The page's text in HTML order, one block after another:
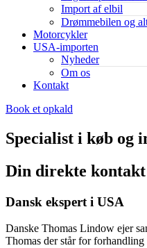
Import af elbil
Drømmebilen og
Motorcykler
USA-importen
Nyheder
Om os
Kontakt
Book et opkald
Specialist i køb og
Din direkte
Dansk ekspert i USA
Danske Thomas Lindow ejer
Thomas der står for